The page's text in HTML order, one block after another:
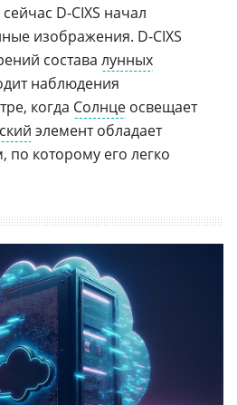
D-CIXS начал
изображения. D-CIXS
состава лунных
наблюдения
когда Солнце освещает
элемент обладает
по которому его легко